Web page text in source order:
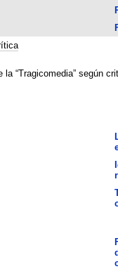
la “Tragicomedia” según